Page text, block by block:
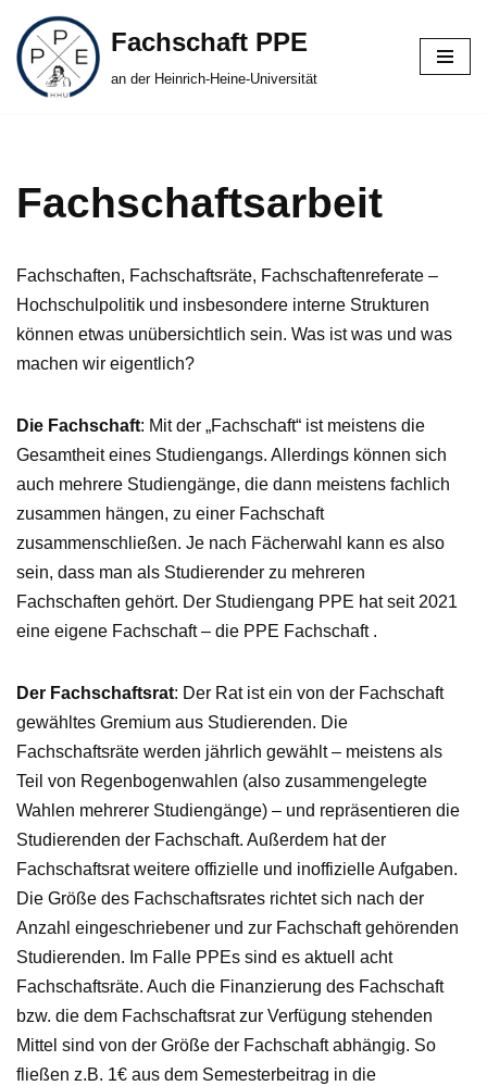
Zum
Inhalt
Fachschaft PPE
an der Heinrich-Heine-Universität
Fachschaftsarbeit
Fachschaften, Fachschaftsräte, Fachschaftenreferate –
Hochschulpolitik und insbesondere interne Strukturen
können etwas unübersichtlich sein. Was ist was und was
machen wir eigentlich?
Die Fachschaft: Mit der „Fachschaft“ ist meistens die
Gesamtheit eines Studiengangs. Allerdings können sich
auch mehrere Studiengänge, die dann meistens fachlich
zusammen hängen, zu einer Fachschaft
zusammenschließen. Je nach Fächerwahl kann es also
sein, dass man als Studierender zu mehreren
Fachschaften gehört. Der Studiengang PPE hat seit 2021
eine eigene Fachschaft – die PPE Fachschaft .
Der Fachschaftsrat: Der Rat ist ein von der Fachschaft
gewähltes Gremium aus Studierenden. Die
Fachschaftsräte werden jährlich gewählt – meistens als
Teil von Regenbogenwahlen (also zusammengelegte
Wahlen mehrerer Studiengänge) – und repräsentieren die
Studierenden der Fachschaft. Außerdem hat der
Fachschaftsrat weitere offizielle und inoffizielle Aufgaben.
Die Größe des Fachschaftsrates richtet sich nach der
Anzahl eingeschriebener und zur Fachschaft gehörenden
Studierenden. Im Falle PPEs sind es aktuell acht
Fachschaftsräte. Auch die Finanzierung des Fachschaft
bzw. die dem Fachschaftsrat zur Verfügung stehenden
Mittel sind von der Größe der Fachschaft abhängig. So
fließen z.B. 1€ aus dem Semesterbeitrag in die